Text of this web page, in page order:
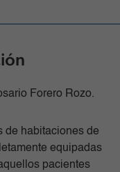
Forero Rozo.
de habitaciones de
equipadas
pacientes